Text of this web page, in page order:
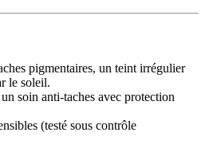
pigmentaires, un teint irrégulier
le soleil.
soin anti-taches avec protection
(testé sous contrôle